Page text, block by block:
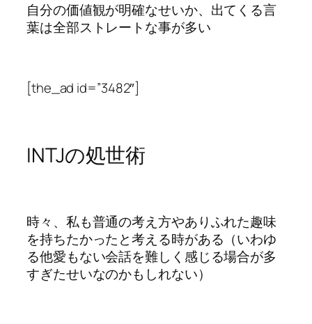
自分の価値観が明確なせいか、出てくる言
葉は全部ストレートな事が多い
[the_ad id=”3482″]
INTJの処世術
時々、私も普通の考え方やありふれた趣味
を持ちたかったと考える時がある（いわゆ
る他愛もない会話を難しく感じる場合が多
すぎたせいなのかもしれない）